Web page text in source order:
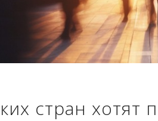
стран хотят